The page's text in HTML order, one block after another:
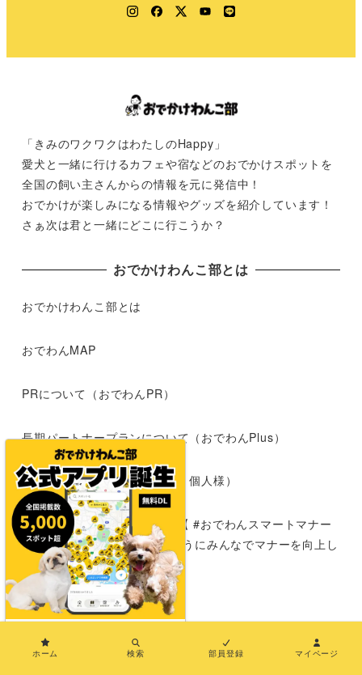
Instagram
Facebook
TwitterYouTube
LINE
「きみのワクワクはわたしのHappy」
愛犬と一緒に行けるカフェや宿などのおでかけスポットを
全国の飼い主さんからの情報を元に発信中！
おでかけが楽しみになる情報やグッズを紹介しています！
さぁ次は君と一緒にどこに行こうか？
おでかけわんこ部とは
おでかけわんこ部とは
おでわんMAP
PRについて（おでわんPR）
長期パートナープランについて（おでわんPlus）
応援サポーター募集（企業様・個人様）
犬とおでかけする時のマナー【 #おでわんスマートマナー
】|わんこokの施設が増えるようにみんなでマナーを向上し
よう
運営者情報
お問い合わせ
ホーム 検索 部員登録 マイページ